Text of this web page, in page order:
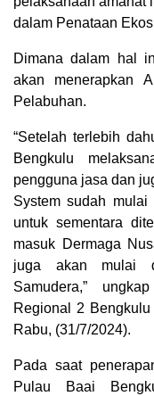
dalam Penataan
Dimana dalam hal
akan menerapkan
Pelabuhan.
“Setelah terlebih
Bengkulu
pengguna jasa dan
System sudah
untuk sementara
masuk Dermaga
juga akan mulai
Samudera,”
Regional 2
Rabu, (31/7/2024).
Pada saat
Pulau Baai